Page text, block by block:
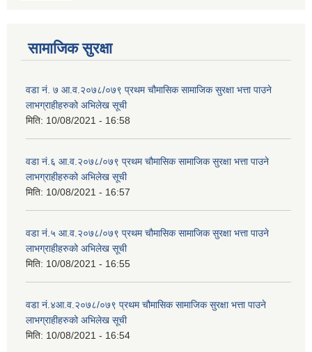
सामाजिक सुरक्षा
वडा नं. ७ आ.व.२०७८/०७९ प्रथम चौमासिक सामाजिक सुरक्षा भत्ता पाउने
लाभग्राहीहरुको अभिलेख सूची
मिति: 10/08/2021 - 16:58
वडा नं.६ आ.व.२०७८/०७९ प्रथम चौमासिक सामाजिक सुरक्षा भत्ता पाउने
लाभग्राहीहरुको अभिलेख सूची
मिति: 10/08/2021 - 16:57
वडा नं.५ आ.व.२०७८/०७९ प्रथम चौमासिक सामाजिक सुरक्षा भत्ता पाउने
लाभग्राहीहरुको अभिलेख सूची
मिति: 10/08/2021 - 16:55
वडा नं.४आ.व.२०७८/०७९ प्रथम चौमासिक सामाजिक सुरक्षा भत्ता पाउने
लाभग्राहीहरुको अभिलेख सूची
मिति: 10/08/2021 - 16:54